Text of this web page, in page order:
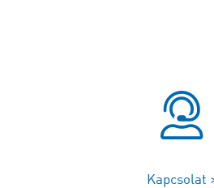
Kapcsolat